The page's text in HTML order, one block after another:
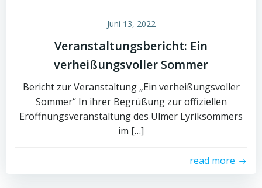
Juni 13, 2022
Veranstaltungsbericht: Ein
verheißungsvoller Sommer
Bericht zur Veranstaltung „Ein verheißungsvoller
Sommer“ In ihrer Begrüßung zur offiziellen
Eröffnungsveranstaltung des Ulmer Lyriksommers
im […]
read more